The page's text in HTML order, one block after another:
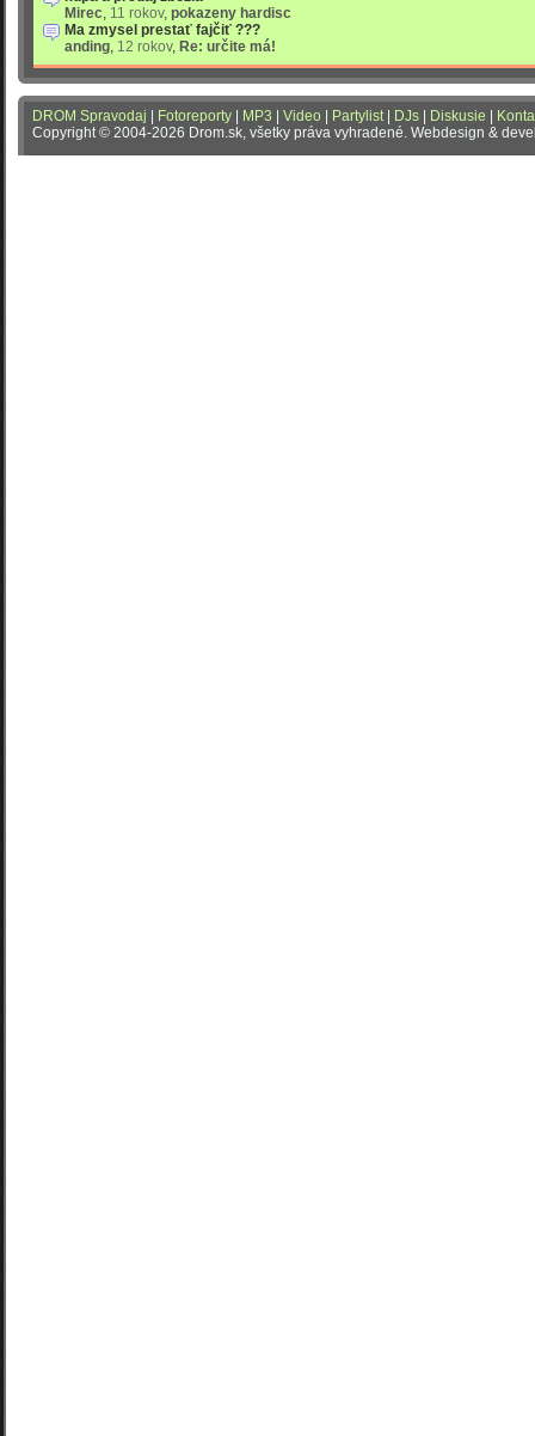
Mirec, 11 rokov, pokazeny hardisc
Ma zmysel prestať fajčiť ???
anding, 12 rokov, Re: určite má!
DROM Spravodaj Fotoreporty MP3 Video Partylist| DJs Diskusie
Copyright © 2004-2026 Drom.sk, všetky práva vyhradené. Webdesign &